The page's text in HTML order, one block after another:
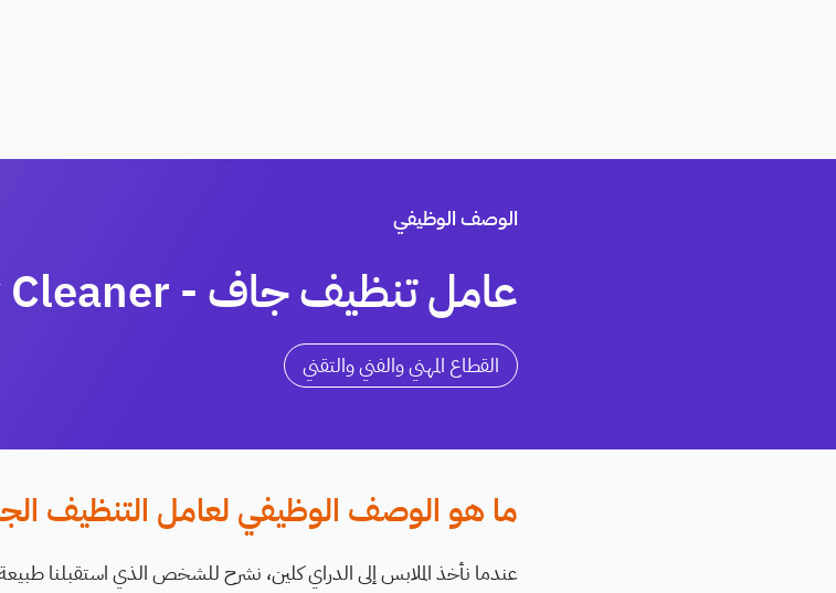
الوصف الوظيفي
عامل تنظيف جاف - Dry Cleaner
القطاع المهني والفني والتقني
ما هو الوصف الوظيفي لعامل التنظيف
عندما نأخذ الملابس إلى الدراي كلين، نشرح للشخص الذي استقبلنا